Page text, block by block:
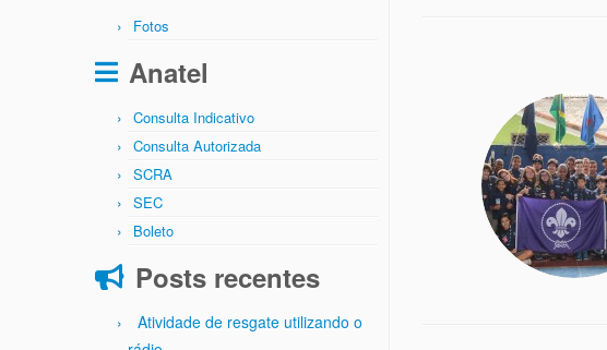
Fotos
Anatel
Consulta Indicativo
Consulta Autorizada
SCRA
SEC
Boleto
Posts recentes
Atividade de resgate utilizando o